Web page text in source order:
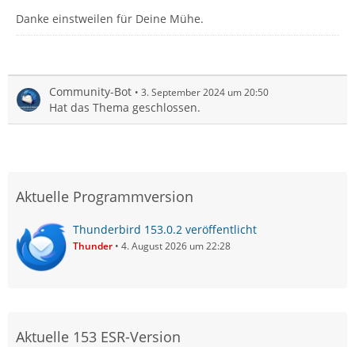
Danke einstweilen für Deine Mühe.
Community-Bot 3. September 2024 um 20:50
Hat das Thema geschlossen.
Aktuelle Programmversion
Thunderbird 153.0.2 veröffentlicht
Thunder 4. August 2026 um 22:28
Aktuelle 153 ESR-Version